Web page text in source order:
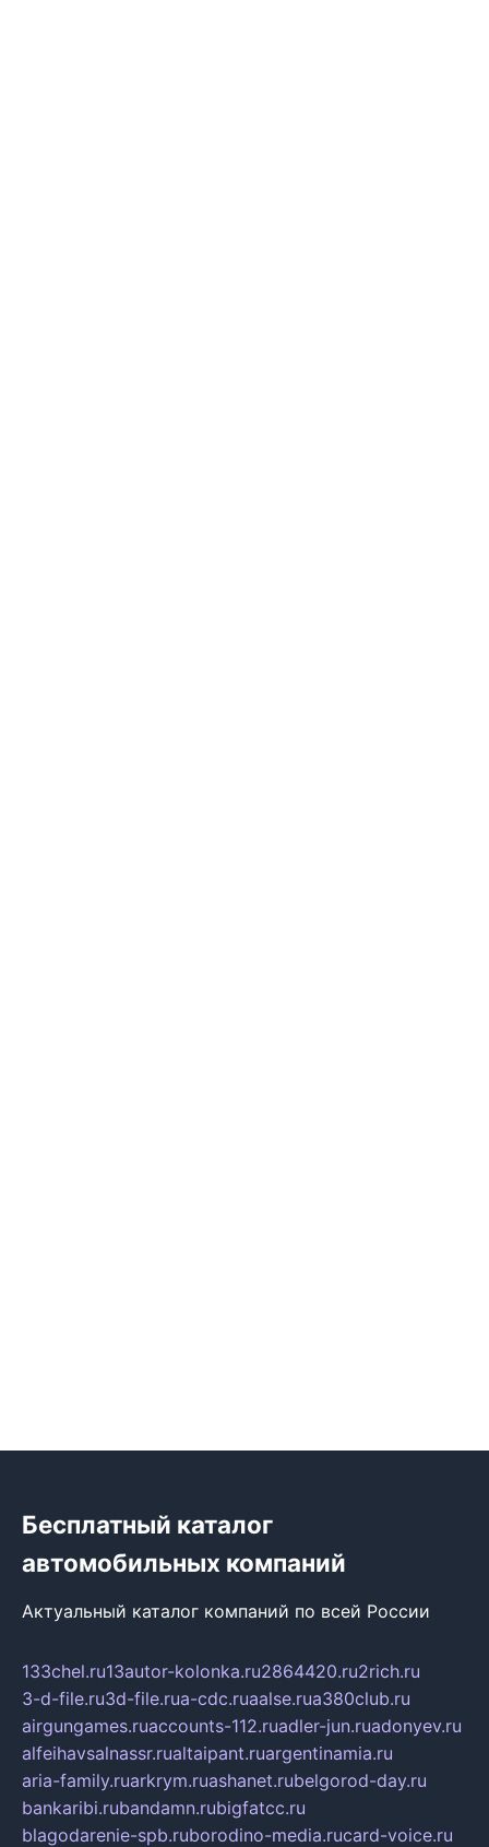
Бесплатный каталог
автомобильных компаний
Актуальный каталог компаний по всей России
133chel.ru13autor-kolonka.ru2864420.ru2rich.ru
3-d-file.ru3d-file.rua-cdc.ruaalse.rua380club.ru
airgungames.ruaccounts-112.ruadler-jun.ruadonyev.ru
alfeihavsalnassr.rualtaipant.ruargentinamia.ru
aria-family.ruarkrym.ruashanet.rubelgorod-day.ru
bankaribi.rubandamn.rubigfatcc.ru
blagodarenie-spb.ruborodino-media.rucard-voice.ru